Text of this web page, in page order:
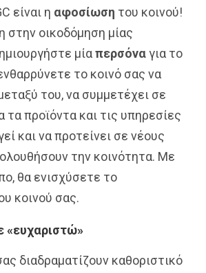
είναι η αφοσίωση του κοινού!
οικοδόμηση μίας
μίαπερσόναγια το
το κοινό σας να
του, να συμμετέχει σε
τα προϊόντα και τις υπηρεσίες
και να προτείνει σε νέους
την κοινότητα. Με
θα ενισχύσετε το
κοινού σας.
«ευχαριστώ»
διαδραματίζουν καθοριστικό